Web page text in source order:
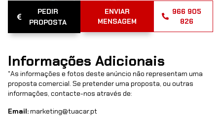
PEDIR
PROPOSTA
ENVIAR
MENSAGEM
966 905
826
Informações Adicionais
*As informações e fotos deste anúncio não representam uma
proposta comercial. Se pretender uma proposta, ou outras
informações, contacte-nos através de:
Email:marketing@tuacar.pt